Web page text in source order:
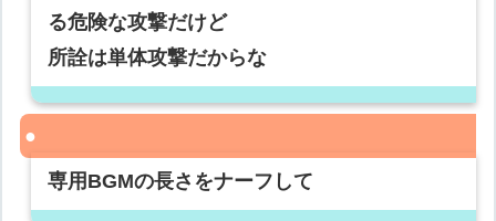
る危険な攻撃だけど
所詮は単体攻撃だからな
専用BGMの長さをナーフして